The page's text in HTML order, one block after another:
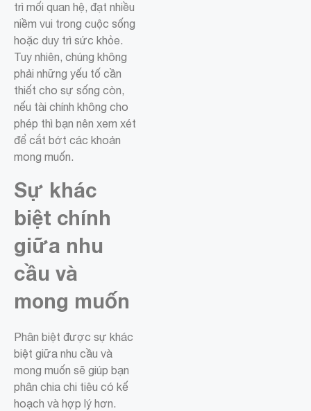
trì mối quan hệ, đạt nhiều
niềm vui trong cuộc sống
hoặc duy trì sức khỏe.
Tuy nhiên, chúng không
phải những yếu tố cần
thiết cho sự sống còn,
nếu tài chính không cho
phép thì bạn nên xem xét
để cắt bớt các khoản
mong muốn.
Sự khác
biệt chính
giữa nhu
cầu và
mong muốn
Phân biệt được sự khác
biệt giữa nhu cầu và
mong muốn sẽ giúp bạn
phân chia chi tiêu có kế
hoạch và hợp lý hơn.